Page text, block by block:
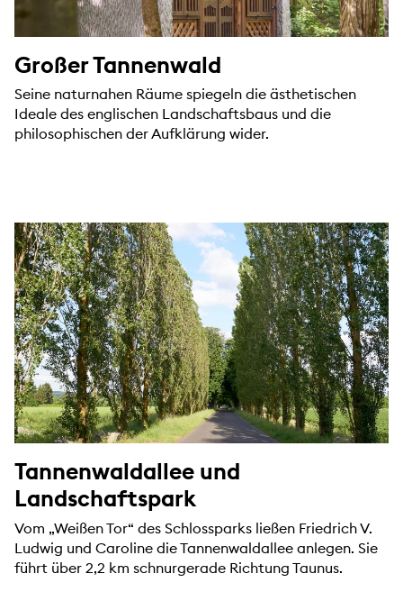
Großer Tannenwald
Seine naturnahen Räume spiegeln die ästhetischen
Ideale des englischen Landschaftsbaus und die
philosophischen der Aufklärung wider.
Tannenwaldallee und
Landschaftspark
Vom „Weißen Tor“ des Schlossparks ließen Friedrich V.
Ludwig und Caroline die Tannenwaldallee anlegen. Sie
führt über 2,2 km schnurgerade Richtung Taunus.